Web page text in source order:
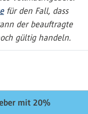
für den Fall, dass
der beauftragte
gültig handeln.
mit 20%